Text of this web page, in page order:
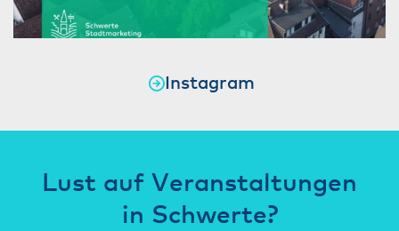
Instagram
Lust auf Veranstaltungen
in Schwerte?